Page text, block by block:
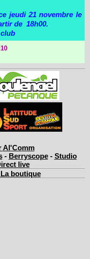
jeudi 21 novembre le
de 18h00.
Al'Comm
- Berryscope- Studio
live
boutique